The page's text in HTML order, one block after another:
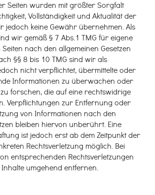
Seiten wurden mit größter Sorgfalt
Vollständigkeit und Aktualität der
jedoch keine Gewähr übernehmen. Als
wir gemäß § 7 Abs.1 TMG für eigene
nach den allgemeinen Gesetzen
§§ 8 bis 10 TMG sind wir als
nicht verpflichtet, übermittelte oder
Informationen zu überwachen oder
forschen, die auf eine rechtswidrige
Verpflichtungen zur Entfernung oder
von Informationen nach den
bleiben hiervon unberührt. Eine
ist jedoch erst ab dem Zeitpunkt der
Rechtsverletzung möglich. Bei
entsprechenden Rechtsverletzungen
umgehend entfernen.